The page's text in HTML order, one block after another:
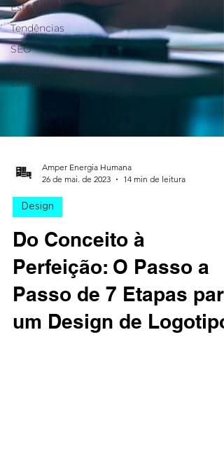
Estratégia
Tendências
SEO
América
Latina
26 de mai. de 2023
Do Conceito à
Perfeição: O Passo a
Passo de 7 Etapas para
um Design de Logotipo